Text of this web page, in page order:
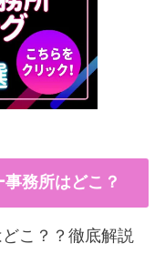
事務所はどこ？
こ？？徹底解説